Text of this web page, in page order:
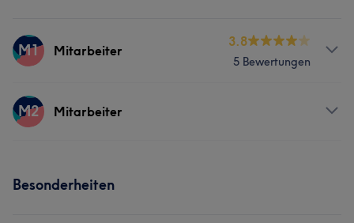
M1 Mitarbeiter
3.8
5 Bewertungen
Services
M2 Mitarbeiter
Besonderheiten